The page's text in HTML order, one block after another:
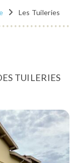
Les Tuileries
TUILERIES